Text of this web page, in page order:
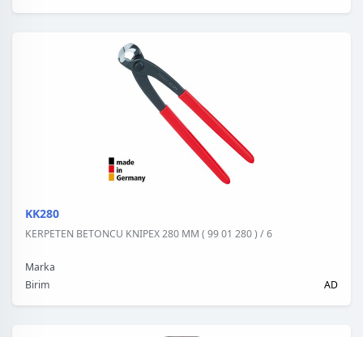
KK280
KERPETEN BETONCU KNIPEX 280 MM ( 99 01 280 ) / 6
Marka
Birim
AD